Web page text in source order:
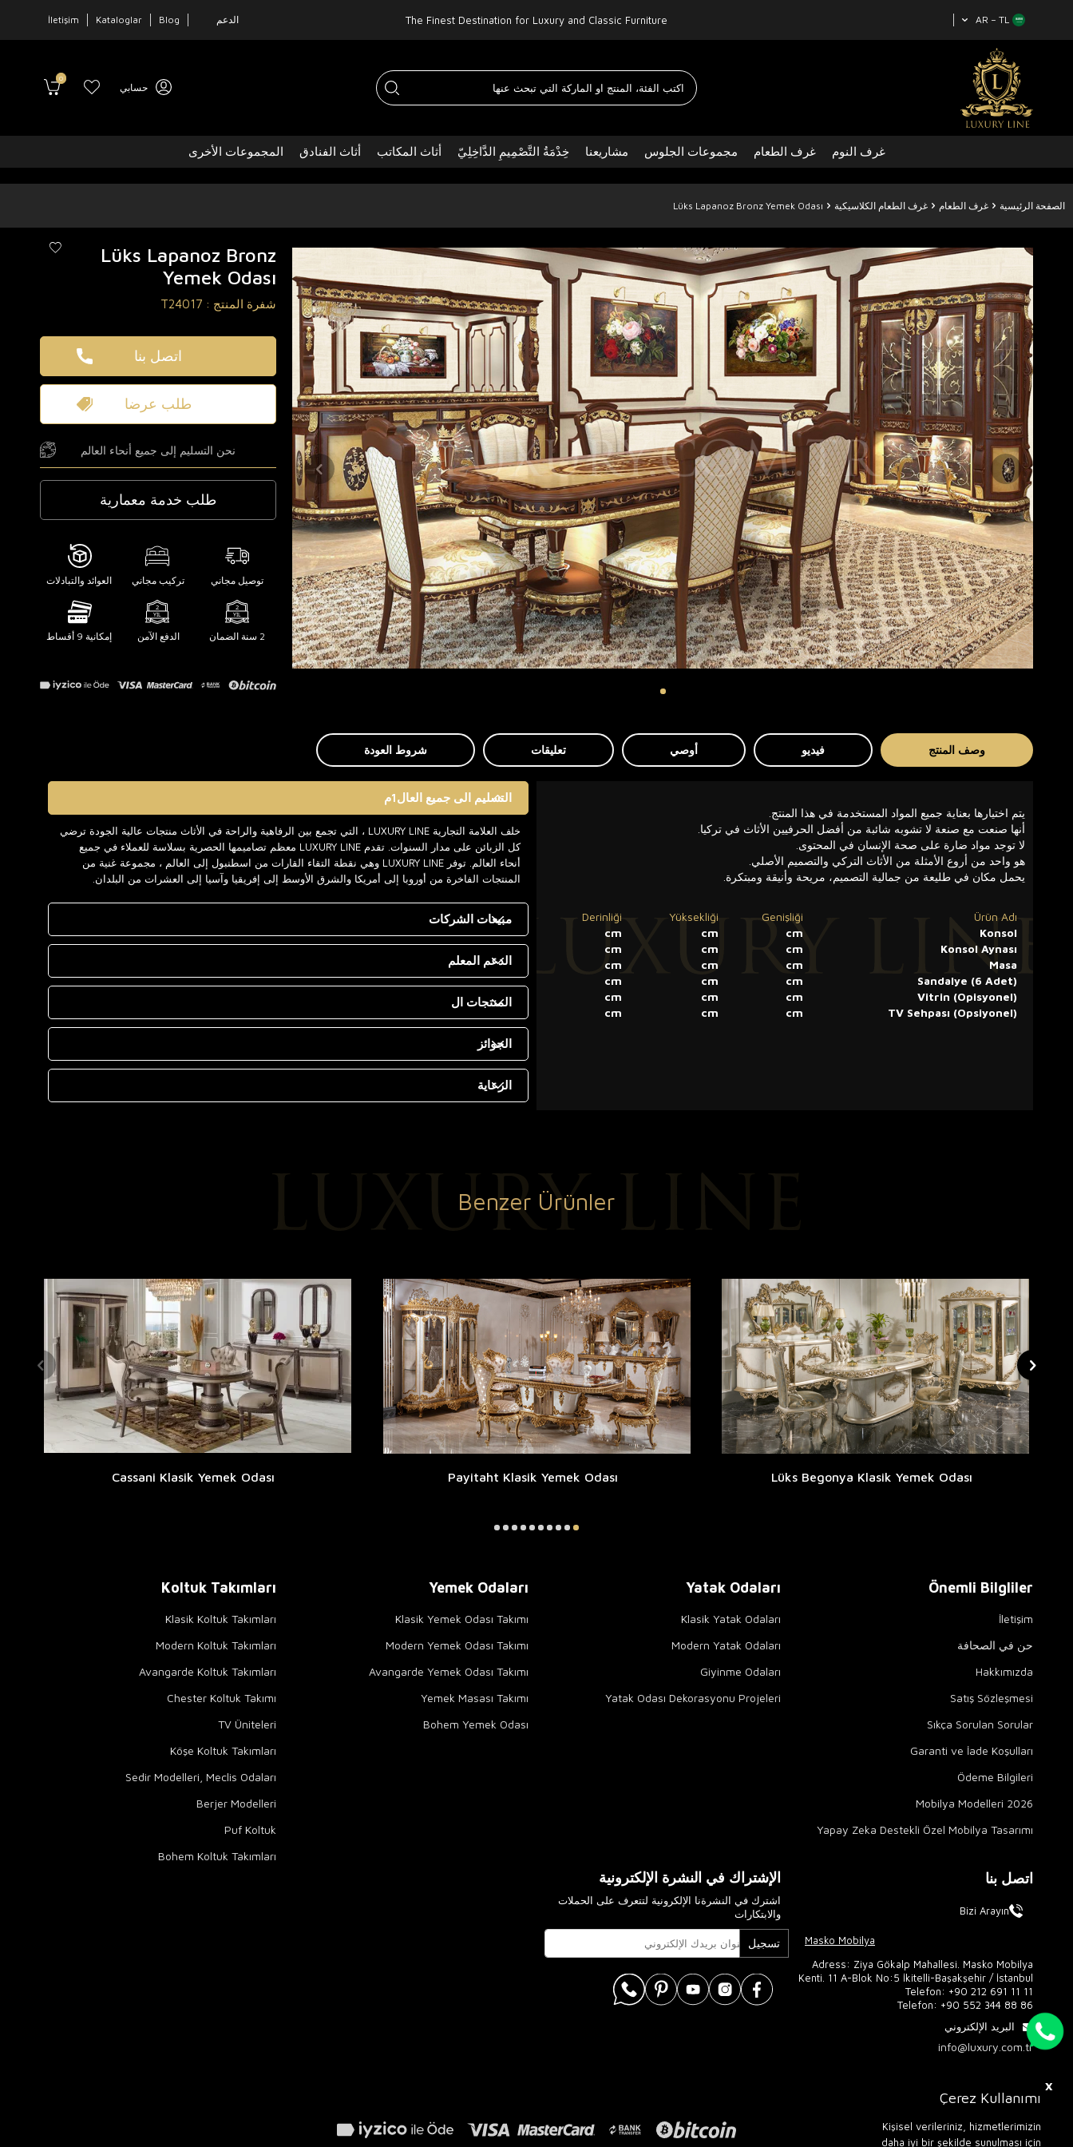
X
Çerez Kullanımı
Kişisel verileriniz, hizmetlerimizin
daha iyi bir şekilde sunulması için
AR − TL
The Finest Destination for Luxury and Classic Furniture الدعم Blog
Kataloglar
İletişim
حسابي
0
غرف النوم غرف الطعام مجموعات الجلوس مشاريعنا خِدْمَةُ التَّصْمِيمِ الدَّاخِلِيّ أثاث المكاتب أثاث الفنادق المجموعات الأخرى
الصفحة الرئيسية غرف الطعام غرف الطعام الكلاسيكية Lüks Lapanoz Bronz Yemek Odası
Lüks Lapanoz Bronz
Yemek Odası
شفرة المنتج : T24017
اتصل بنا
طلب عرضا
نحن التسليم إلى جميع أنحاء العالم
طلب خدمة معمارية
توصيل مجاني تركيب مجاني العوائد والتبادلات
2 سنة الضمان الدفع الآمن إمكانية 9 أقساط
وصف المنتج فيديو أوصي تعليقات شروط العودة
يتم اختيارها بعناية جميع المواد المستخدمة في هذا المنتج.
أنها صنعت مع صنعة لا تشوبه شائبة من أفضل الحرفيين الأثاث في تركيا.
لا توجد مواد ضارة على صحة الإنسان في المحتوى.
هو واحد من أروع الأمثلة من الأثاث التركي والتصميم الأصلي.
يحمل مكان في طليعة من جمالية التصميم، مريحة وأنيقة ومبتكرة.
Ürün Adı
Genişliği
Yüksekliği
Derinliği
Konsol
cm
cm
cm
Konsol Aynası
cm
cm
cm
Masa
cm
cm
cm
Sandalye (6 Adet)
cm
cm
cm
Vitrin (Opisyonel)
cm
cm
cm
TV Sehpası (Opsiyonel)
cm
cm
cm
التسليم الى جميع العال1م
خلف العلامة التجارية LUXURY LINE ، التي تجمع بين الرفاهية والراحة في الأثاث منتجات عالية الجودة ترضي
كل الزبائن على مدار السنوات. تقدم LUXURY LINE معظم تصاميمها الحصرية بسلاسة للعملاء في جميع
أنحاء العالم. توفر LUXURY LINE وهي نقطة التقاء القارات من اسطنبول إلى العالم ، مجموعة غنية من
المنتجات الفاخرة من أوروبا إلى أمريكا والشرق الأوسط إلى إفريقيا وآسيا إلى العشرات من البلدان.
مبيعات الشركات
الدعم المعلم
المنتجات ال
الجوائز
الرعاية
Benzer Ürünler
Lüks Begonya Klasik Yemek Odası
Payitaht Klasik Yemek Odası
Cassani Klasik Yemek Odası
Önemli Bilgliler
İletişim
حن في الصحافة
Hakkımızda
Satış Sözleşmesi
Sıkça Sorulan Sorular
Garanti ve İade Koşulları
Ödeme Bilgileri
2026 Mobilya Modelleri
Yapay Zeka Destekli Özel Mobilya Tasarımı
Yatak Odaları
Klasik Yatak Odaları
Modern Yatak Odaları
Giyinme Odaları
Yatak Odası Dekorasyonu Projeleri
Yemek Odaları
Klasik Yemek Odası Takımı
Modern Yemek Odası Takımı
Avangarde Yemek Odası Takımı
Yemek Masası Takımı
Bohem Yemek Odası
Koltuk Takımları
Klasik Koltuk Takımları
Modern Koltuk Takımları
Avangarde Koltuk Takımları
Chester Koltuk Takımı
TV Üniteleri
Köşe Koltuk Takımları
Sedir Modelleri, Meclis Odaları
Berjer Modelleri
Puf Koltuk
Bohem Koltuk Takımları
اتصل بنا
Bizi Arayın
Masko Mobilya
Adress: Ziya Gökalp Mahallesi. Masko Mobilya
Kenti. 11 A-Blok No:5 İkitelli-Başakşehir / İstanbul
Telefon: +90 212 691 11 11
Telefon: +90 552 344 88 86
البريد الإلكتروني
info@luxury.com.tr
الإشتراك في النشرة الإلكترونية
اشترك في النشرةنا الإلكرونية لتتعرف على الحملات
والابتكارات
تسجيل